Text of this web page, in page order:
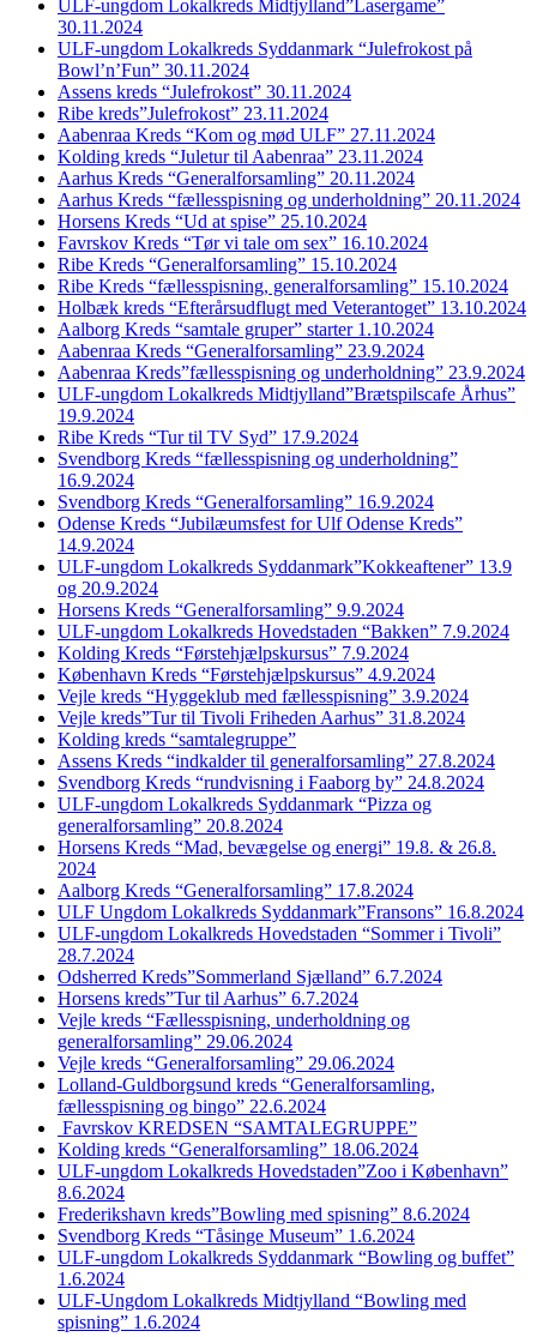
ULF-ungdom Lokalkreds Midtjylland”Lasergame”
30.11.2024
ULF-ungdom Lokalkreds Syddanmark “Julefrokost på
Bowl’n’Fun” 30.11.2024
Assens kreds “Julefrokost” 30.11.2024
Ribe kreds”Julefrokost” 23.11.2024
Aabenraa Kreds “Kom og mød ULF” 27.11.2024
Kolding kreds “Juletur til Aabenraa” 23.11.2024
Aarhus Kreds “Generalforsamling” 20.11.2024
Aarhus Kreds “fællesspisning og underholdning” 20.11.2024
Horsens Kreds “Ud at spise” 25.10.2024
Favrskov Kreds “Tør vi tale om sex” 16.10.2024
Ribe Kreds “Generalforsamling” 15.10.2024
Ribe Kreds “fællesspisning, generalforsamling” 15.10.2024
Holbæk kreds “Efterårsudflugt med Veterantoget” 13.10.2024
Aalborg Kreds “samtale gruper” starter 1.10.2024
Aabenraa Kreds “Generalforsamling” 23.9.2024
Aabenraa Kreds”fællesspisning og underholdning” 23.9.2024
ULF-ungdom Lokalkreds Midtjylland”Brætspilscafe Århus”
19.9.2024
Ribe Kreds “Tur til TV Syd” 17.9.2024
Svendborg Kreds “fællesspisning og underholdning”
16.9.2024
Svendborg Kreds “Generalforsamling” 16.9.2024
Odense Kreds “Jubilæumsfest for Ulf Odense Kreds”
14.9.2024
ULF-ungdom Lokalkreds Syddanmark”Kokkeaftener” 13.9
og 20.9.2024
Horsens Kreds “Generalforsamling” 9.9.2024
ULF-ungdom Lokalkreds Hovedstaden “Bakken” 7.9.2024
Kolding Kreds “Førstehjælpskursus” 7.9.2024
København Kreds “Førstehjælpskursus” 4.9.2024
Vejle kreds “Hyggeklub med fællesspisning” 3.9.2024
Vejle kreds”Tur til Tivoli Friheden Aarhus” 31.8.2024
Kolding kreds “samtalegruppe”
Assens Kreds “indkalder til generalforsamling” 27.8.2024
Svendborg Kreds “rundvisning i Faaborg by” 24.8.2024
ULF-ungdom Lokalkreds Syddanmark “Pizza og
generalforsamling” 20.8.2024
Horsens Kreds “Mad, bevægelse og energi” 19.8. & 26.8.
2024
Aalborg Kreds “Generalforsamling” 17.8.2024
ULF Ungdom Lokalkreds Syddanmark”Fransons” 16.8.2024
ULF-ungdom Lokalkreds Hovedstaden “Sommer i Tivoli”
28.7.2024
Odsherred Kreds”Sommerland Sjælland” 6.7.2024
Horsens kreds”Tur til Aarhus” 6.7.2024
Vejle kreds “Fællesspisning, underholdning og
generalforsamling” 29.06.2024
Vejle kreds “Generalforsamling” 29.06.2024
Lolland-Guldborgsund kreds “Generalforsamling,
fællesspisning og bingo” 22.6.2024
Favrskov KREDSEN “SAMTALEGRUPPE”
Kolding kreds “Generalforsamling” 18.06.2024
ULF-ungdom Lokalkreds Hovedstaden”Zoo i København”
8.6.2024
Frederikshavn kreds”Bowling med spisning” 8.6.2024
Svendborg Kreds “Tåsinge Museum” 1.6.2024
ULF-ungdom Lokalkreds Syddanmark “Bowling og buffet”
1.6.2024
ULF-Ungdom Lokalkreds Midtjylland “Bowling med
spisning” 1.6.2024